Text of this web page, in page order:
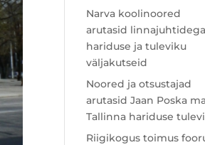
Narva koolinoored
arutasid linnajuhtidega
hariduse ja tuleviku
väljakutseid
Noored ja otsustajad
arutasid Jaan Poska
Tallinna hariduse
Riigikogus toimus